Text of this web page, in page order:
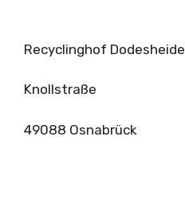
Recyclinghof Dodesheide
Knollstraße
49088 Osnabrück